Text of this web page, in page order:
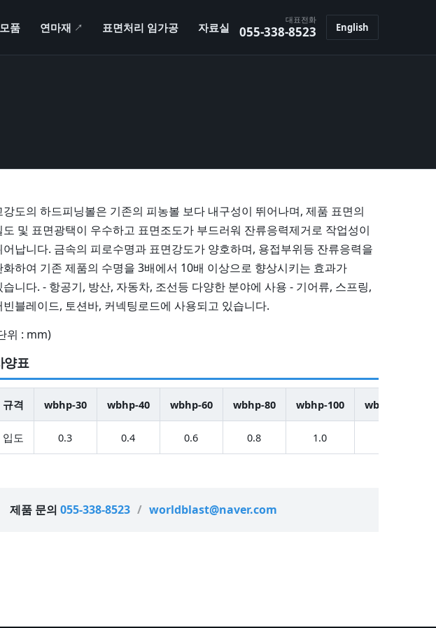
품 연마재 ↗ 새 창표면처리 임가공 자료실
대표전화
055-338-8523 English
강도의 하드피닝볼은 기존의 피농볼 보다 내구성이 뛰어나며, 제품 표면의
도 및 표면광택이 우수하고 표면조도가 부드러워 잔류응력제거로 작업성이
어납니다. 금속의 피로수명과 표면강도가 양호하며, 용접부위등 잔류응력을
화하여 기존 제품의 수명을 3배에서 10배 이상으로 향상시키는 효과가
습니다. - 항공기, 방산, 자동차, 조선등 다양한 분야에 사용 - 기어류, 스프링,
빈블레이드, 토션바, 커넥팅로드에 사용되고 있습니다.
위 : mm)
양표
규격 wbhp-30 wbhp-40 wbhp-60 wbhp-80 wbhp-100 wbhp-150
입도 0.3 0.4 0.6 0.8 1.0
제품 문의 055-338-8523 / worldblast@naver.com